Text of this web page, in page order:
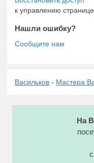
к управлению
Нашли ошибку?
Васильков - Мастера
На